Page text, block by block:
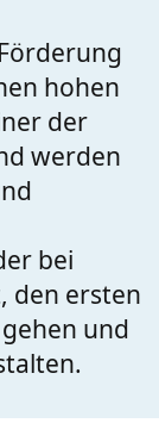
hohen
der
werden
bei
den ersten
und